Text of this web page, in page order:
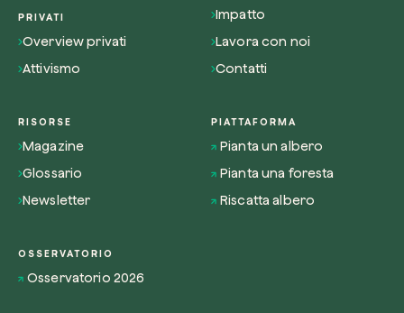
PRIVATI
Overview privati
Attivismo
Impatto
Lavora con noi
Contatti
RISORSE
Magazine
Glossario
Newsletter
OSSERVATORIO
Osservatorio 2026
PIATTAFORMA
Pianta un albero
Pianta una foresta
Riscatta albero